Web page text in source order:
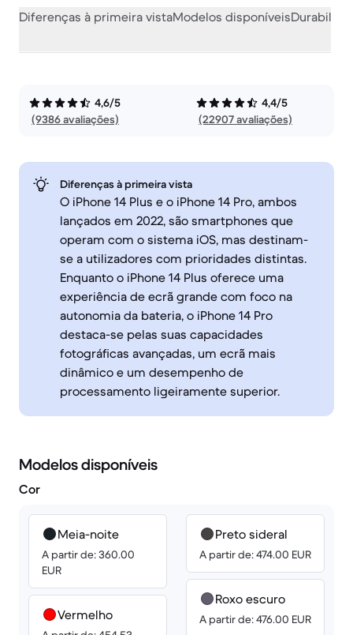
Diferenças à primeira vistaModelos disponíveis
4,6/5
(9386 avaliações)
4,4/5
(22907 avaliações)
Diferenças à primeira vista
O iPhone 14 Plus e o iPhone 14 Pro, ambos
lançados em 2022, são smartphones que
operam com o sistema iOS, mas destinam-
se a utilizadores com prioridades distintas.
Enquanto o iPhone 14 Plus oferece uma
experiência de ecrã grande com foco na
autonomia da bateria, o iPhone 14 Pro
destaca-se pelas suas capacidades
fotográficas avançadas, um ecrã mais
dinâmico e um desempenho de
processamento ligeiramente superior.
Modelos disponíveis
Cor
Meia-noite
A partir de: 360.00
EUR
Vermelho
Preto sideral
A partir de: 474.00 EUR
Roxo escuro
A partir de: 476.00 EUR